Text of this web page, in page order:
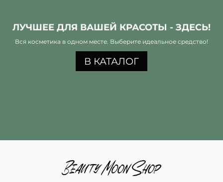
ЛУЧШЕЕ ДЛЯ ВАШЕЙ КРАСОТЫ - ЗДЕСЬ!
Вся косметика в одном месте. Выберите идеальное средство!
В КАТАЛОГ